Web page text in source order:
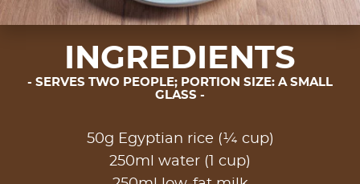
INGREDIENTS
SERVES TWO PEOPLE; PORTION SIZE: A SMALL
GLASS
50g Egyptian rice (¼ cup)
250ml water (1 cup)